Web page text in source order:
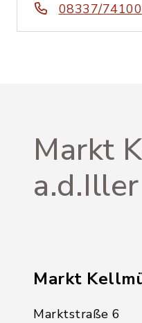
08337/74100
Markt
a.d.Iller
Markt
Marktstraße 6